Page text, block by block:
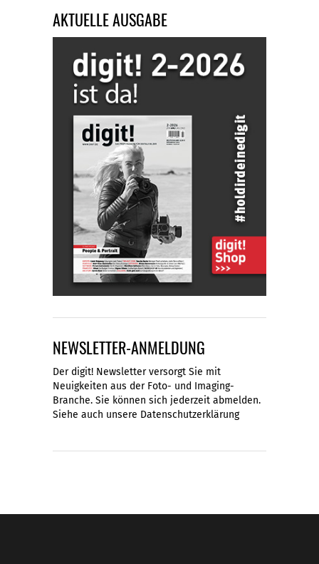
AKTUELLE AUSGABE
NEWSLETTER-ANMELDUNG
Der digit! Newsletter versorgt Sie mit
Neuigkeiten aus der Foto- und Imaging-
Branche. Sie können sich jederzeit abmelden.
Siehe auch unsere Datenschutzerklärung